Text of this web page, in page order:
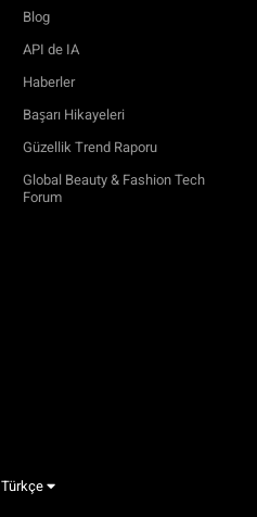
Blog
API de IA
Haberler
Başarı Hikayeleri
Güzellik Trend Raporu
Global Beauty & Fashion Tech
Forum
Türkçe